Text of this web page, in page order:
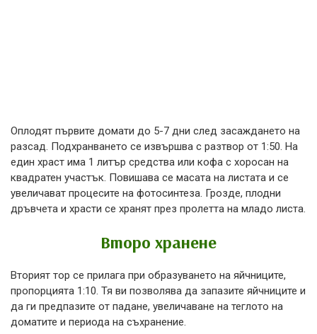
Оплодят първите домати до 5-7 дни след засаждането на
разсад. Подхранването се извършва с разтвор от 1:50. На
един храст има 1 литър средства или кофа с хоросан на
квадратен участък. Повишава се масата на листата и се
увеличават процесите на фотосинтеза. Грозде, плодни
дръвчета и храсти се хранят през пролетта на младо листа.
Второ хранене
Вторият тор се прилага при образуването на яйчниците,
пропорцията 1:10. Тя ви позволява да запазите яйчниците и
да ги предпазите от падане, увеличаване на теглото на
доматите и периода на съхранение.